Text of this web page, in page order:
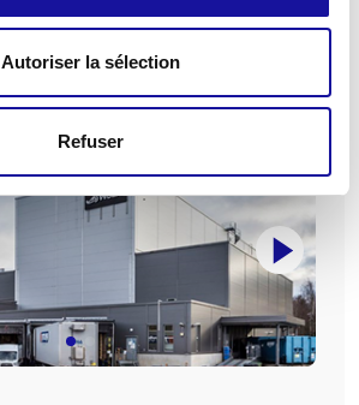
Autoriser la sélection
Refuser